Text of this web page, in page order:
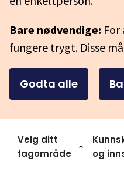
Bare nødvendige: For
fungere trygt. Disse
Godta alle
Velg ditt
fagområde
og